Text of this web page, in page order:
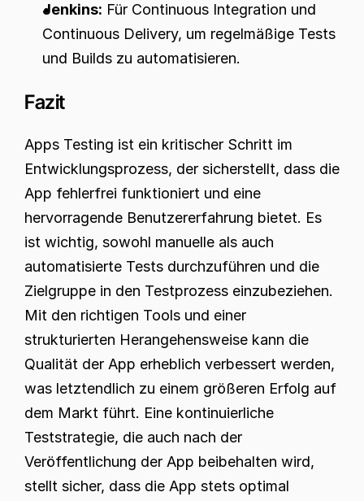
Jenkins: Für Continuous Integration und
Continuous Delivery, um regelmäßige Tests
und Builds zu automatisieren.
Fazit
Apps Testing ist ein kritischer Schritt im
Entwicklungsprozess, der sicherstellt, dass die
App fehlerfrei funktioniert und eine
hervorragende Benutzererfahrung bietet. Es
ist wichtig, sowohl manuelle als auch
automatisierte Tests durchzuführen und die
Zielgruppe in den Testprozess einzubeziehen.
Mit den richtigen Tools und einer
strukturierten Herangehensweise kann die
Qualität der App erheblich verbessert werden,
was letztendlich zu einem größeren Erfolg auf
dem Markt führt. Eine kontinuierliche
Teststrategie, die auch nach der
Veröffentlichung der App beibehalten wird,
stellt sicher, dass die App stets optimal